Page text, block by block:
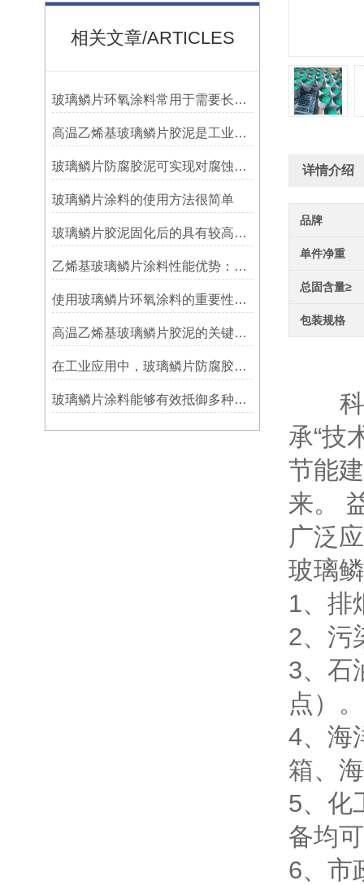
相关文章/ARTICLES
玻璃鳞片环氧涂料常用于需要长期防腐蚀保护的场合中
高温乙烯基玻璃鳞片胶泥是工业防腐领域中的特殊材料
玻璃鳞片防腐胶泥可实现对腐蚀介质的有效阻隔
玻璃鳞片涂料的使用方法很简单
玻璃鳞片胶泥固化后的具有较高的硬度和耐磨性
乙烯基玻璃鳞片涂料性能优势：多重防护的协同效应
使用玻璃鳞片环氧涂料的重要性在哪里方面？
高温乙烯基玻璃鳞片胶泥的关键优势：从耐久性到施工适应性
在工业应用中，玻璃鳞片防腐胶泥展现出了多重防护作用
玻璃鳞片涂料能够有效抵御多种化学物质侵蚀
详情介绍
品牌
单件净重
总固含量≥
包装规格
科技
承“技
节能
来。
广泛
玻璃
1、排
2、污
3、石
点）
4、海
箱、
5、化
备均
6、市